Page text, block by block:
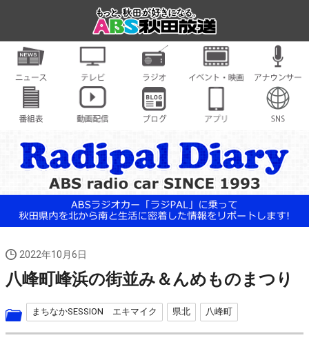
2022年10月6日
八峰町峰浜の街並み＆んめものまつり
まちなかSESSION エキマイク 県北 八峰町